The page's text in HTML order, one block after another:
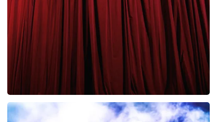
43
Cirque Du Soleil Ovo